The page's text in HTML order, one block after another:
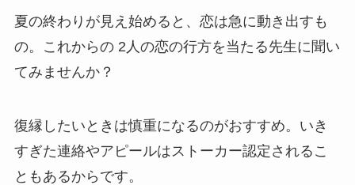
夏の終わりが見え始めると、恋は急に動き出すも
の。これからの 2人の恋の行方を当たる先生に聞い
てみませんか？
復縁したいときは慎重になるのがおすすめ。いき
すぎた連絡やアピールはストーカー認定されるこ
ともあるからです。